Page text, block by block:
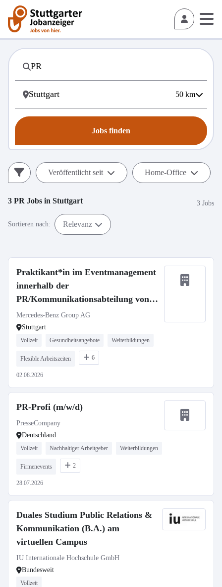
50 km
Jobs finden
Veröffentlicht seit Home-Office
3 PR Jobs in Stuttgart 3 Jobs
Sortieren nach: Relevanz
Praktikant*in im Eventmanagement
innerhalb der
PR/Kommunikationsabteilung von
Mercedes-Benz Vans (Pflicht-
Praktikum)
Mercedes-Benz Group AG
Stuttgart
Vollzeit Gesundheitsangebote Weiterbildungen
Flexible Arbeitszeiten 6
02.08.2026
PR-Profi (m/w/d)
PresseCompany
Deutschland
Vollzeit Nachhaltiger Arbeitgeber Weiterbildungen
Firmenevents 2
28.07.2026
Duales Studium Public Relations &
Kommunikation (B.A.) am
virtuellen Campus
IU Internationale Hochschule GmbH
Bundesweit
Vollzeit